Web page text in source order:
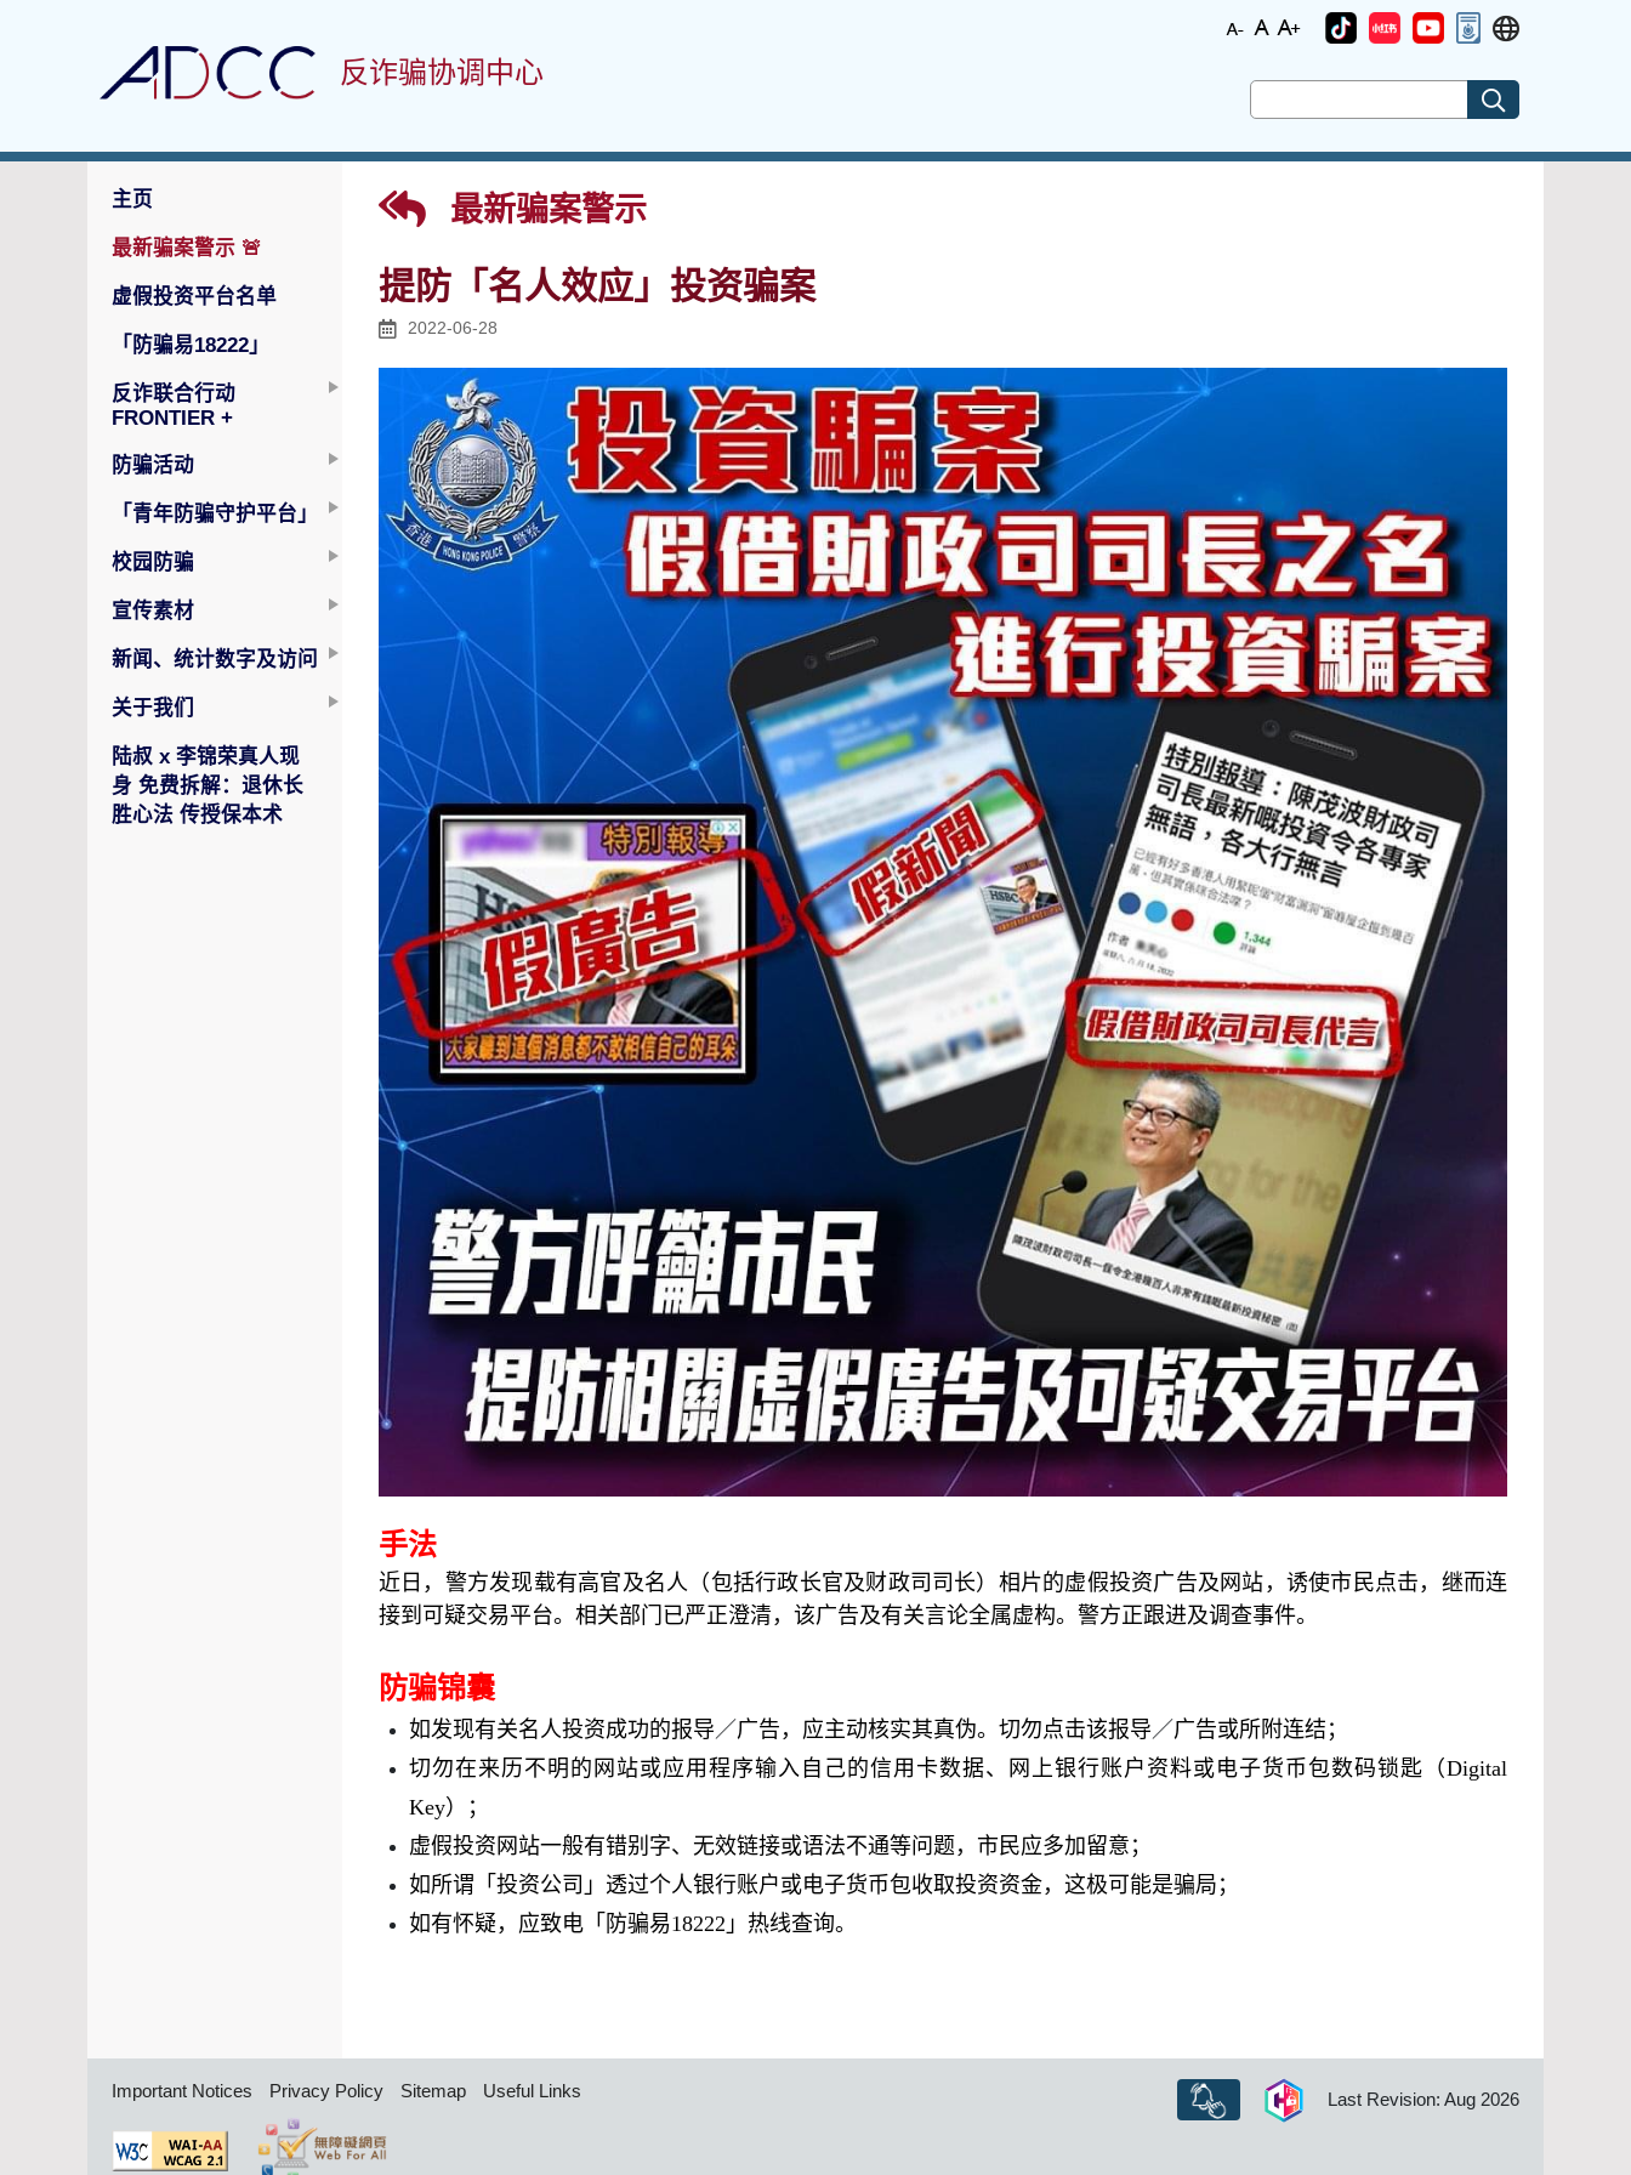
反诈骗协调中心
主页
最新骗案警示 🚨
虚假投资平台名单
「防骗易18222」
反诈联合行动
FRONTIER +
防骗活动
「青年防骗守护平台」
校园防骗
宣传素材
新闻、统计数字及访问
关于我们
陆叔 x 李锦荣真人现
身 免费拆解：退休长
胜心法 传授保本术
最新骗案警示
提防「名人效应」投资骗案
2022-06-28
手法
近日，警方发现载有高官及名人（包括行政长官及财政司司长）相片的虚假投资广告及网站，诱使市民点击，继而连
接到可疑交易平台。相关部门已严正澄清，该广告及有关言论全属虚构。警方正跟进及调查事件。
防骗锦囊
如发现有关名人投资成功的报导／广告，应主动核实其真伪。切勿点击该报导／广告或所附连结；
切勿在来历不明的网站或应用程序输入自己的信用卡数据、网上银行账户资料或电子货币包数码锁匙（Digital
Key）；
虚假投资网站一般有错别字、无效链接或语法不通等问题，市民应多加留意；
如所谓「投资公司」透过个人银行账户或电子货币包收取投资资金，这极可能是骗局；
如有怀疑，应致电「防骗易18222 」热线查询。
Important Notices Privacy Policy Sitemap Useful Links Last Revision: Aug 2026